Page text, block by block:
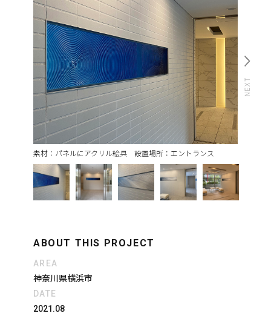
素材：パネルにアクリル絵具 設置場所：エントランス
ABOUT THIS PROJECT
AREA
神奈川県横浜市
DATE
2021.08